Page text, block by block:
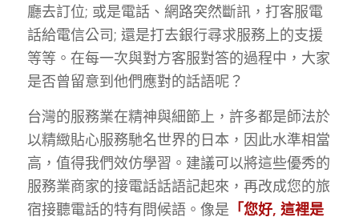
廳去訂位; 或是電話、網路突然斷訊，打客服電
話給電信公司; 還是打去銀行尋求服務上的支援
等等。在每一次與對方客服對答的過程中，大家
是否曾留意到他們應對的話語呢？
台灣的服務業在精神與細節上，許多都是師法於
以精緻貼心服務馳名世界的日本，因此水準相當
高，值得我們效仿學習。建議可以將這些優秀的
服務業商家的接電話話語記起來，再改成您的旅
宿接聽電話的特有問候語。像是 「您好, 這裡是